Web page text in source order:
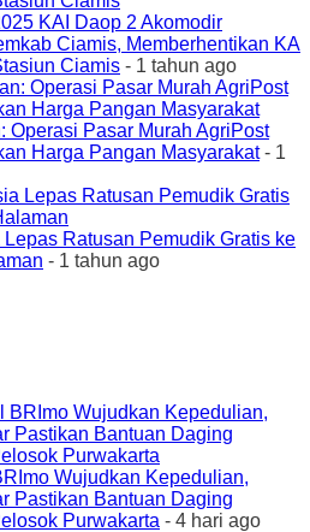
KAI Daop 2 Akomodir
Ciamis, Memberhentikan KA
Ciamis - 1 tahun ago
Operasi Pasar Murah AgriPost
Harga Pangan Masyarakat- 1
Lepas Ratusan Pemudik Gratis ke
- 1 tahun ago
Wujudkan Kepedulian,
Pastikan Bantuan Daging
Purwakarta - 4 hari ago